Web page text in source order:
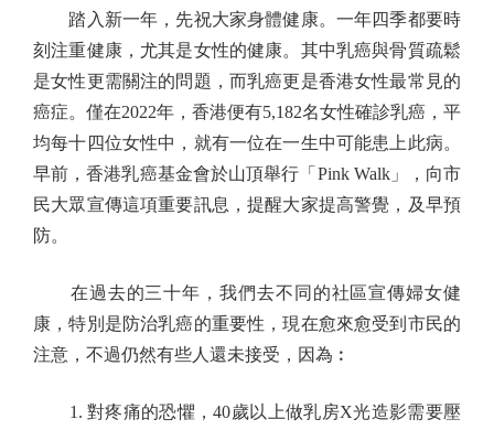
踏入新一年，先祝大家身體健康。一年四季都要時
刻注重健康，尤其是女性的健康。其中乳癌與骨質疏鬆
是女性更需關注的問題，而乳癌更是香港女性最常見的
癌症。僅在2022年，香港便有5,182名女性確診乳癌，平
均每十四位女性中，就有一位在一生中可能患上此病。
早前，香港乳癌基金會於山頂舉行「Pink Walk」，向市
民大眾宣傳這項重要訊息，提醒大家提高警覺，及早預
防。
在過去的三十年，我們去不同的社區宣傳婦女健
康，特別是防治乳癌的重要性，現在愈來愈受到市民的
注意，不過仍然有些人還未接受，因為︰
1. 對疼痛的恐懼，40歲以上做乳房X光造影需要壓